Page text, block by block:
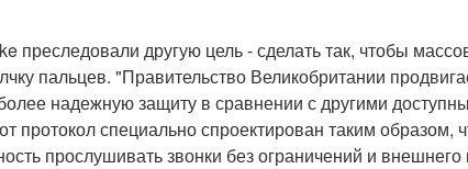
преследовали другую цель - сделать так, чтобы
пальцев. "Правительство Великобритании
надежную защиту в сравнении с другими
протокол специально спроектирован таким образом,
прослушивать звонки без ограничений и внешнего